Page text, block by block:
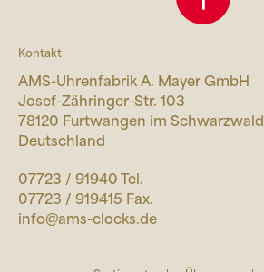
Kontakt
AMS-Uhrenfabrik A. Mayer GmbH
Josef-Zähringer-Str. 103
78120 Furtwangen im Schwarzwald
Deutschland
07723 / 91940 Tel.
07723 / 919415 Fax.
info@ams-clocks.de